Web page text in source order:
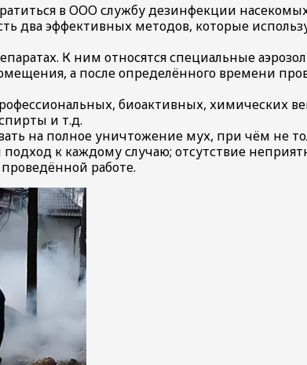
в ООО службу дезинфекции
два эффективных методов, которые
К ним относятся специальные
а после определённого времени
биоактивных, химических
и т.д.
на полное уничтожение мух, при чём не
к каждому случаю; отсутствие
работе.